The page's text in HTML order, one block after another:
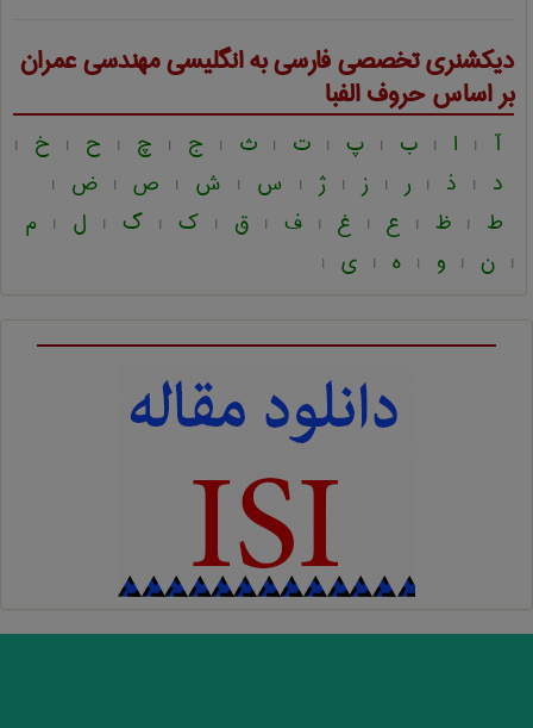
دیکشنری تخصصی فارسی به انگلیسیمهندسی عمران
بر اساس حروف الفبا
آ | ا | ب | پ | ت | ث | ج | چ | ح | خ |
د | ذ | ر | ز | ژ | س | ش | ص | ض |
ط | ظ | ع | غ | ف | ق | ک | گ | ل | م
| ن | و | ه | ی |